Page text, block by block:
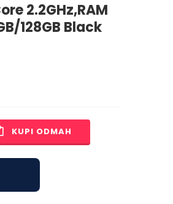
2.2GHz,RAM
128GB Black
KUPI ODMAH